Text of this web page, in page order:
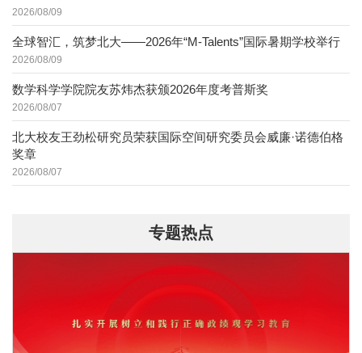
2026/08/09
全球智汇，筑梦北大——2026年“M-Talents”国际暑期学校举行
2026/08/09
数学科学学院院友苏炜杰获颁2026年度考普斯奖
2026/08/07
北大校友王劲松研究员荣获国际空间研究委员会威廉·诺德伯格
奖章
2026/08/07
专题热点